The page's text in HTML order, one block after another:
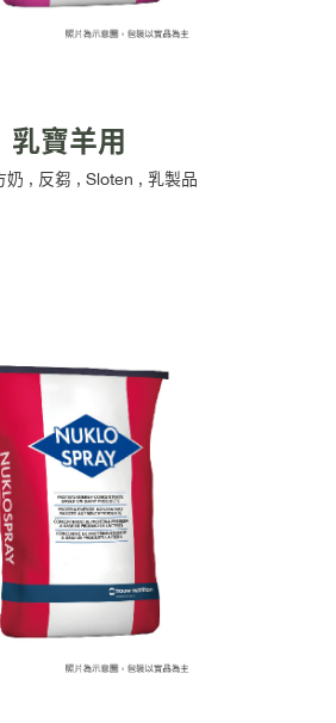
乳寶羊用
奶 , 反芻 , Sloten , 乳製品